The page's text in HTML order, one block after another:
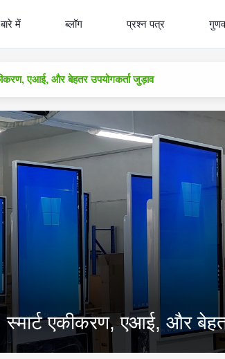
में ब्लॉग प्रश्न पत्र
एआई, और बेहतर उपयोगकर्ता जुड़ाव
एकीकरण, एआई, और